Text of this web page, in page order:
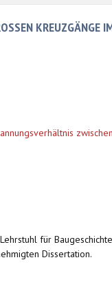
KREUZGÄNGE
für
Dissertation.